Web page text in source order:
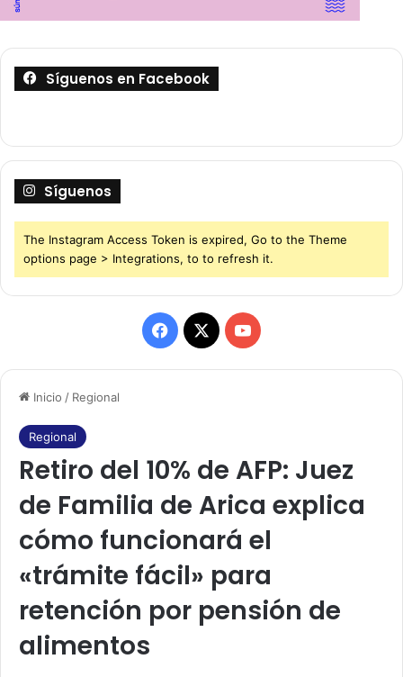
Inicio / Regional
Regional
Retiro del 10% de AFP: Juez
de Familia de Arica explica
cómo funcionará el
«trámite fácil» para
retención por pensión de
alimentos
Síguenos en Facebook
Síguenos
The Instagram Access Token is expired, Go to the Theme
options page > Integrations, to to refresh it.
F
a
b
o
o
k
X
Y
o
u
b
e